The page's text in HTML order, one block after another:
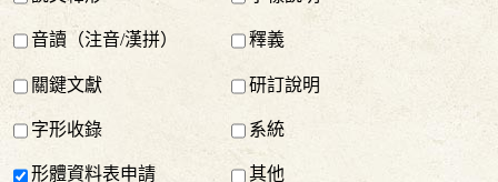
音讀（注音/漢拼） 釋義
關鍵文獻 研訂說明
字形收錄 系統
形體資料表申請 其他